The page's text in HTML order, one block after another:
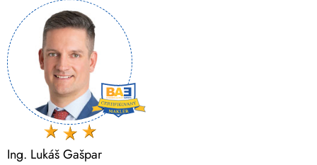
Ing. Lukáš Gašpar